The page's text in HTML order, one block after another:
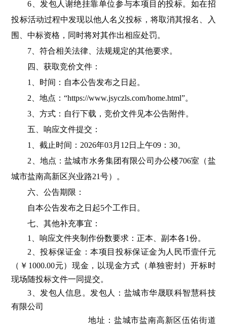
6 、发包人谢绝挂靠单位参与本项目的投标。如在招
投标活动过程中发现以他人名义投标，将取消其报名、入
围、中标资格，同时将对其作出相应处罚。
7 、符合相关法律、法规规定的其他要求。
四、获取竞价文件：
1、时间：自本公告发布之日起。
2、地点：“https://www.jsyczls.com/home.html”。
3、方式：自行下载，竞价文件见本公告附件。
五、响应文件提交：
1、截止时间：2026年03月 12 日上午09 ：30。
2、地点：盐城市水务集团有限公司办公楼706室（盐
城市盐南高新区兴业路21号）。
六、公告期限：
自本公告发布之日起5个工作日。
七、其他补充事宜：
1、响应文件夹制作份数要求：正本、副本各1份。
2、投标保证金：本项目投标保证金为人民币壹仟元
（￥1000.00元）现金，以现金方式（单独密封）开标时
现场随投标文件一同提交。
3、发包人信息。发包人： 盐城市华晟联科智慧科技
有限公司
地址： 盐城市盐南高新区伍佑街道